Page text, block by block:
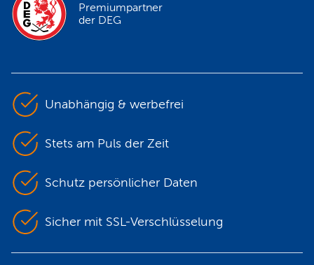
Premiumpartner
der DEG
Unabhängig & werbefrei
Stets am Puls der Zeit
Schutz persönlicher Daten
Sicher mit SSL-Verschlüsselung